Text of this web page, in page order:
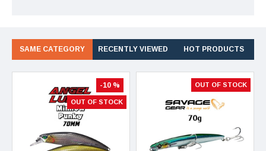
SAME CATEGORY RECENTLY VIEWED HOT PRODUCTS
-10 %
OUT OF STOCK
OUT OF STOCK